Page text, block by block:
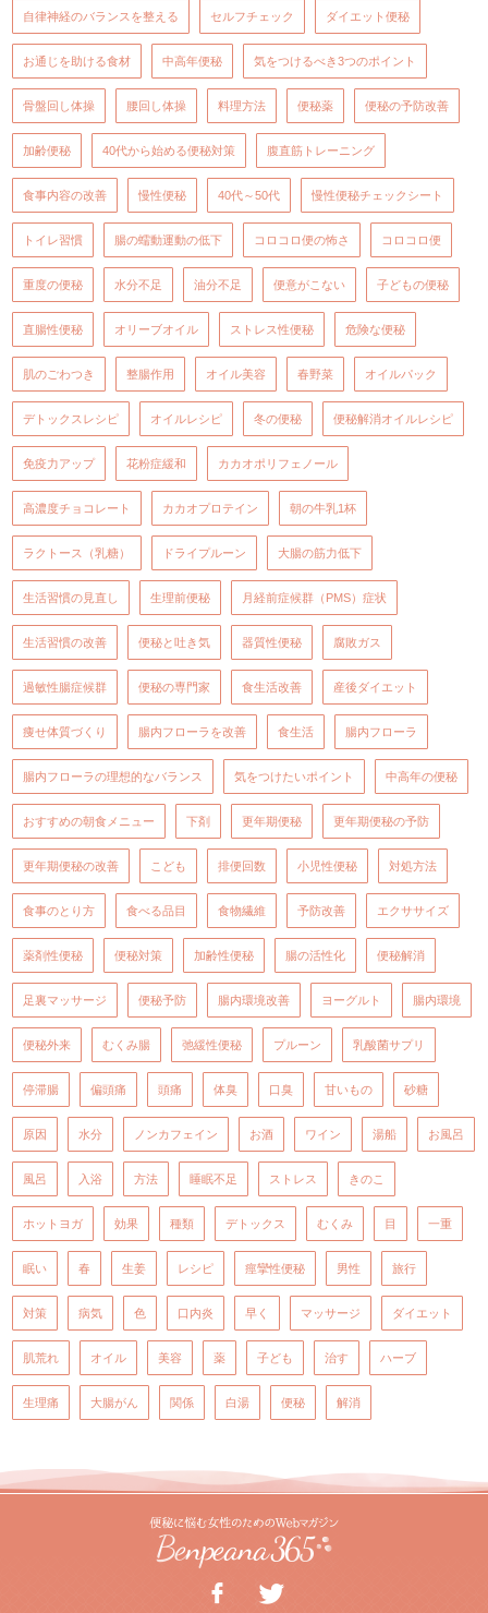
自律神経のバランスを整える セルフチェック ダイエット便秘
お通じを助ける食材 中高年便秘 気をつけるべき3つのポイント
骨盤回し体操 腰回し体操 料理方法 便秘薬 便秘の予防改善
加齢便秘 40代から始める便秘対策 腹直筋トレーニング
食事内容の改善 慢性便秘 40代～50代 慢性便秘チェックシート
トイレ習慣 腸の蠕動運動の低下 コロコロ便の怖さ コロコロ便
重度の便秘 水分不足 油分不足 便意がこない 子どもの便秘
直腸性便秘 オリーブオイル ストレス性便秘 危険な便秘
肌のごわつき 整腸作用 オイル美容 春野菜 オイルパック
デトックスレシピ オイルレシピ 冬の便秘 便秘解消オイルレシピ
免疫力アップ 花粉症緩和 カカオポリフェノール
高濃度チョコレート カカオプロテイン 朝の牛乳1杯
ラクトース（乳糖） ドライプルーン 大腸の筋力低下
生活習慣の見直し 生理前便秘 月経前症候群（PMS）症状
生活習慣の改善 便秘と吐き気 器質性便秘 腐敗ガス
過敏性腸症候群 便秘の専門家 食生活改善 産後ダイエット
痩せ体質づくり 腸内フローラを改善 食生活 腸内フローラ
腸内フローラの理想的なバランス 気をつけたいポイント 中高年の便秘
おすすめの朝食メニュー 下剤 更年期便秘 更年期便秘の予防
更年期便秘の改善 こども 排便回数 小児性便秘 対処方法
食事のとり方 食べる品目 食物繊維 予防改善 エクササイズ
薬剤性便秘 便秘対策 加齢性便秘 腸の活性化 便秘解消
足裏マッサージ 便秘予防 腸内環境改善 ヨーグルト 腸内環境
便秘外来 むくみ腸 弛緩性便秘 プルーン 乳酸菌サプリ
停滞腸 偏頭痛 頭痛 体臭 口臭 甘いもの 砂糖
原因 水分 ノンカフェイン お酒 ワイン 湯船 お風呂
風呂 入浴 方法 睡眠不足 ストレス きのこ
ホットヨガ 効果 種類 デトックス むくみ 目 一重
眠い 春 生姜 レシピ 痙攣性便秘 男性 旅行
対策 病気 色 口内炎 早く マッサージ ダイエット
肌荒れ オイル 美容 薬 子ども 治す ハーブ
生理痛 大腸がん 関係 白湯 便秘 解消